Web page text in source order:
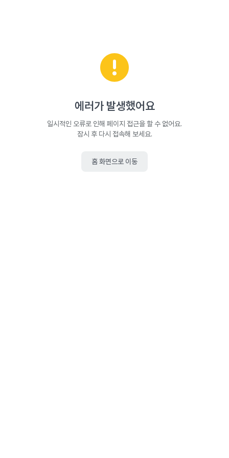
에러가 발생했어요
일시적인 오류로 인해 페이지 접근을 할 수 없어요.
잠시 후 다시 접속해 보세요.
홈 화면으로 이동